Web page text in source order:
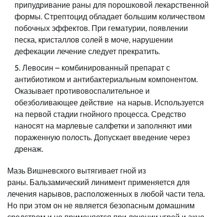
припудривание раны для порошковой лекарственной
формы. Стрептоцид обладает большим количеством
побочных эффектов. При гематурии, появлении
песка, кристаллов солей в моче, нарушении
дефекации лечение следует прекратить.
Левосин – комбинированный препарат с
антибиотиком и антибактериальным компонентом.
Оказывает противовоспалительное и
обезболивающее действие на нарыв. Используется
на первой стадии гнойного процесса. Средство
наносят на марлевые салфетки и заполняют ими
пораженную полость. Допускает введение через
дренаж.
Мазь Вишневского вытягивает гной из
раны. Бальзамический линимент применяется для
лечения нарывов, расположенных в любой части тела.
Но при этом он не является безопасным домашним